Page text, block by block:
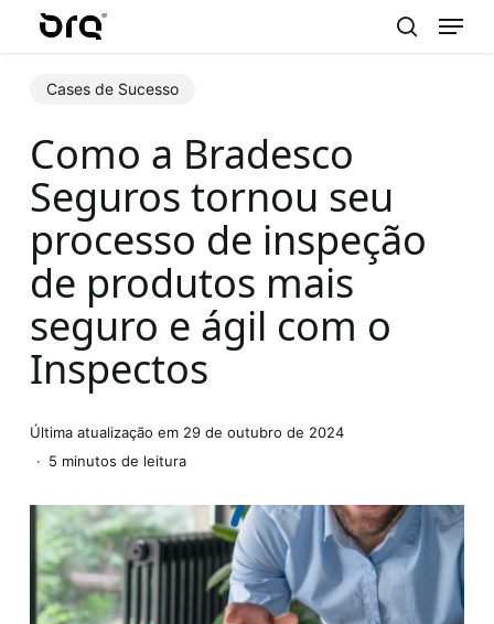
content
Menu
Cases de Sucesso
Como a Bradesco
Seguros tornou seu
processo de inspeção
de produtos mais
seguro e ágil com o
Inspectos
Última atualização em 29 de outubro de 2024
5 minutos de leitura